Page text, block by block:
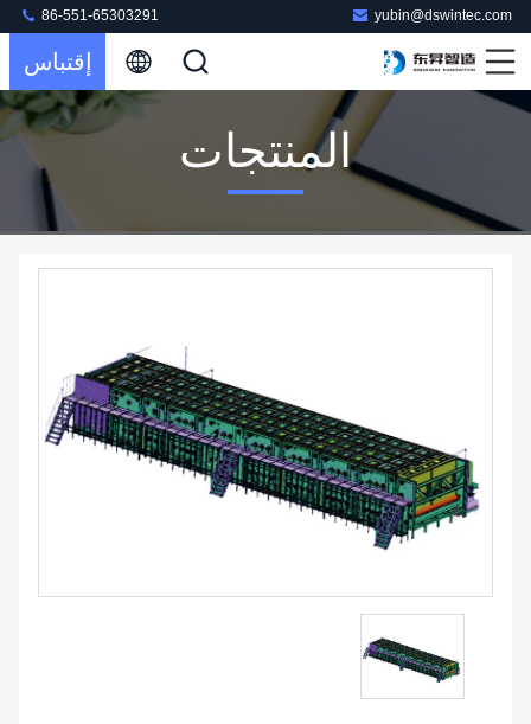
yubin@dswintec.com
86-551-65303291
إقتباس
المنتجات